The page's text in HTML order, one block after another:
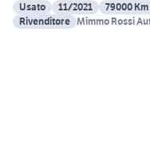
Usato
11/2021 79000 Km
Rivenditore Mimmo Rossi